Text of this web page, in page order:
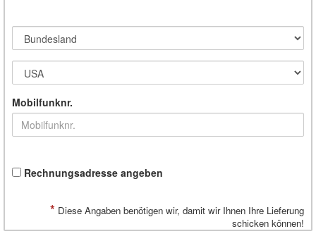
Mobilfunknr.
Rechnungsadresse angeben
* Diese Angaben benötigen wir, damit wir Ihnen Ihre Lieferung
schicken können!